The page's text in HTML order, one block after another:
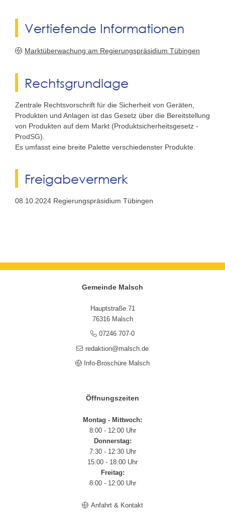
Vertiefende Informationen
Marktüberwachung am Regierungspräsidium Tübingen
Rechtsgrundlage
Zentrale Rechtsvorschrift für die Sicherheit von Geräten,
Produkten und Anlagen ist das Gesetz über die Bereitstellung
von Produkten auf dem Markt (Produktsicherheitsgesetz -
ProdSG).
Es umfasst eine breite Palette verschiedenster Produkte.
Freigabevermerk
08.10.2024 Regierungspräsidium Tübingen
Gemeinde Malsch
Hauptstraße 71
76316 Malsch
07246 707-0
redaktion@malsch.de
Info-Broschüre Malsch
Öffnungszeiten
Montag - Mittwoch:
8:00 - 12:00 Uhr
Donnerstag:
7:30 - 12:30 Uhr
15:00 - 18:00 Uhr
Freitag:
8:00 - 12:00 Uhr
Anfahrt & Kontakt